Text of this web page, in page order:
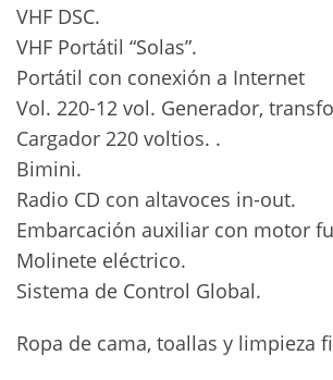
VHF DSC.
VHF Portátil “Solas”.
Portátil con conexión a Internet
Vol. 220-12 vol. Generador,
Cargador 220 voltios. .
Bimini.
Radio CD con altavoces in-out.
Embarcación auxiliar con motor
Molinete eléctrico.
Sistema de Control Global.
Ropa de cama, toallas y limpieza